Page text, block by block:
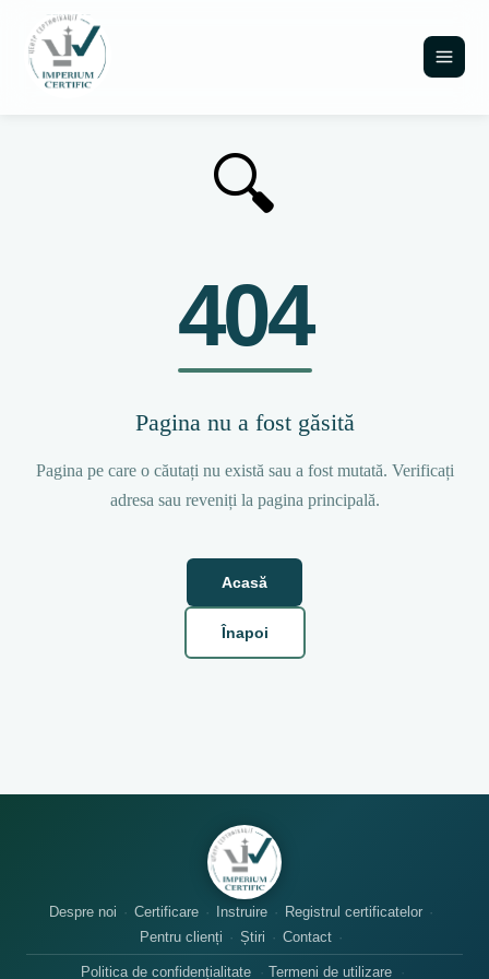
🔍
404
Pagina nu a fost găsită
Pagina pe care o căutați nu există sau a fost mutată. Verificați
adresa sau reveniți la pagina principală.
Acasă
Înapoi
Despre noi Certificare Instruire
Registrul certificatelor
Pentru clienți
Știri Contact
Politica de confidențialitate Termeni de utilizare